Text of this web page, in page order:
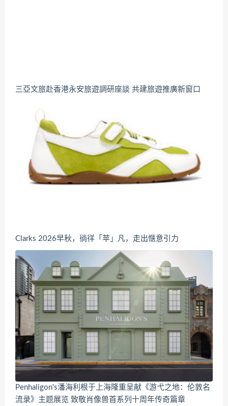
三亞文旅赴香港永安旅遊調研座談 共建旅遊推廣新窗口
Clarks 2026早秋，徜徉「苹」凡，走出惬意引力
Penhaligon's潘海利根于上海隆重呈献《游弋之地：伦敦名
流录》主题展览 致敬肖像兽首系列十周年传奇篇章